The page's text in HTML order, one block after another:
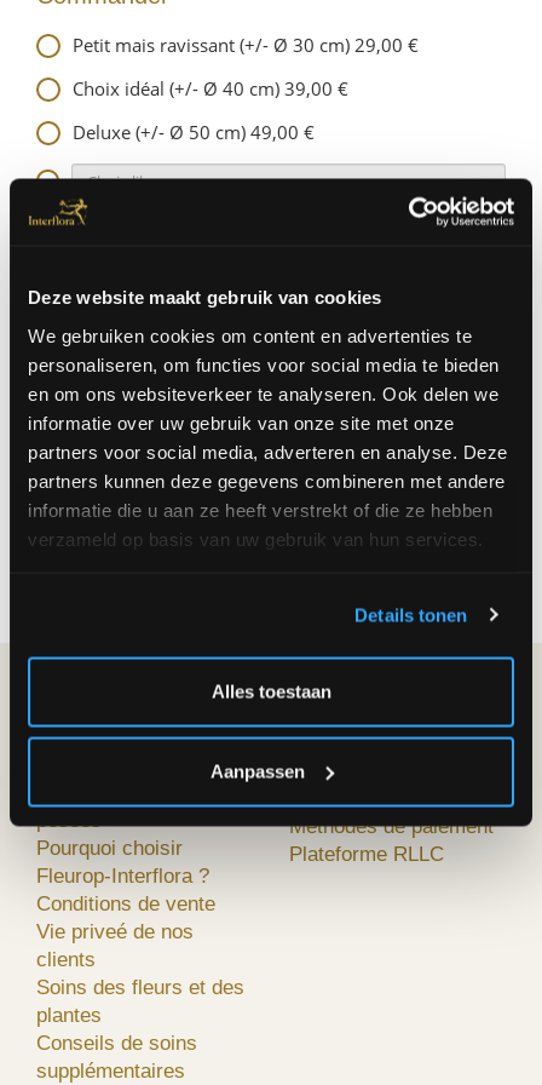
Deze website maakt gebruik van cookies
We gebruiken cookies om content en advertenties te
personaliseren, om functies voor social media te bieden
en om ons websiteverkeer te analyseren. Ook delen we
informatie over uw gebruik van onze site met onze
partners voor social media, adverteren en analyse. Deze
partners kunnen deze gegevens combineren met andere
informatie die u aan ze heeft verstrekt of die ze hebben
verzameld op basis van uw gebruik van hun services.
Details tonen
Alles toestaan
Aanpassen
Petit mais ravissant (+/- Ø 30 cm) 29,00 €
Choix idéal (+/- Ø 40 cm) 39,00 €
Deluxe (+/- Ø 50 cm) 49,00 €
Livraison a l'adresse
|
OU
|
Click and
Continuer
INTERFLORA
Pourquoi choisir
Fleurop-Interflora ?
Conditions de vente
Vie priveé de nos
clients
Soins des fleurs et des
plantes
Conseils de soins
supplémentaires
MA COMMANDE
Façon de commander
Résiliation
Méthodes de paiement
Plateforme RLLC